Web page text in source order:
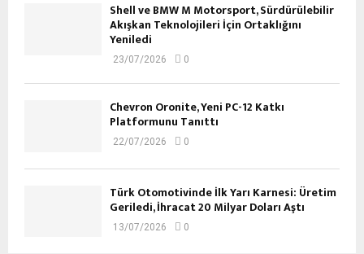
Shell ve BMW M Motorsport, Sürdürülebilir
Akışkan Teknolojileri İçin Ortaklığını
Yeniledi
23/07/2026 0
Chevron Oronite, Yeni PC-12 Katkı
Platformunu Tanıttı
22/07/2026 0
Türk Otomotivinde İlk Yarı Karnesi: Üretim
Geriledi, İhracat 20 Milyar Doları Aştı
13/07/2026 0